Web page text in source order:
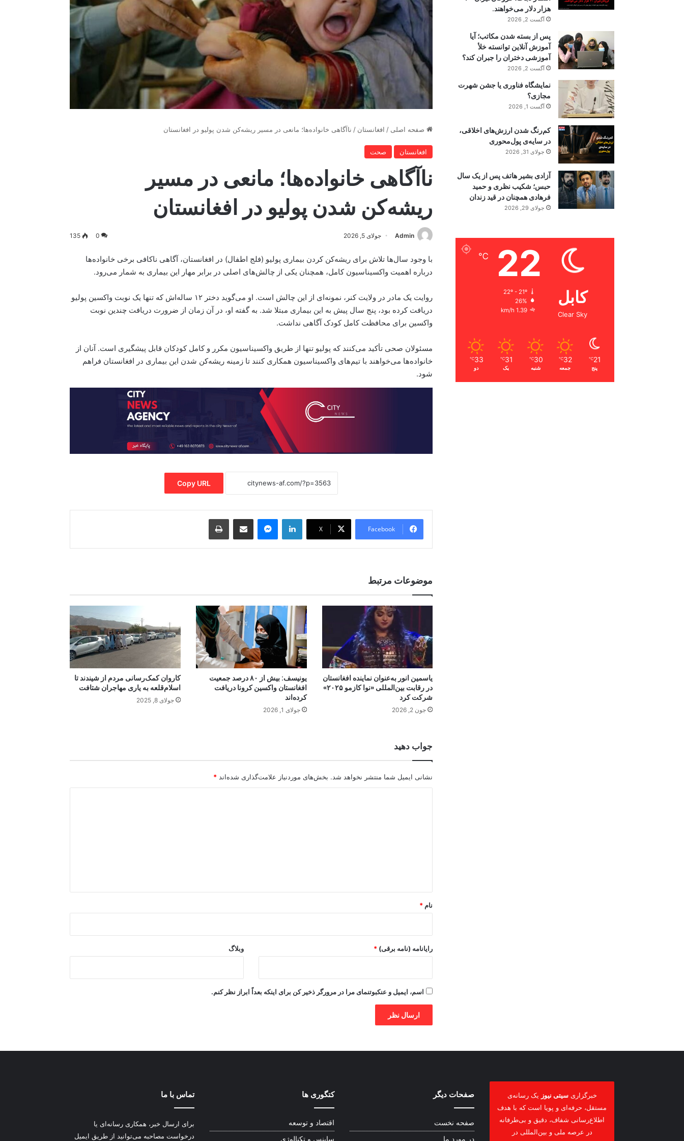
صفحه اصلی / افغانستان / ناآگاهی خانواده‌ها؛ مانعی در مسیر ریشه‌کن شدن پولیو در افغانستان
افغانستان صحت
ناآگاهی خانواده‌ها؛ مانعی در مسیر
ریشه‌کن شدن پولیو در افغانستان
Admin جولای 5, 2026 0
135
با وجود سال‌ها تلاش برای ریشه‌کن کردن بیماری پولیو (فلج اطفال) در افغانستان، آگاهی ناکافی برخی خانواده‌ها
درباره اهمیت واکسیناسیون کامل، همچنان یکی از چالش‌های اصلی در برابر مهار این بیماری به شمار می‌رود.
روایت یک مادر در ولایت کنر، نمونه‌ای از این چالش است. او می‌گوید دختر ۱۲ ساله‌اش که تنها یک نوبت واکسین پولیو
دریافت کرده بود، پنج سال پیش به این بیماری مبتلا شد. به گفته او، در آن زمان از ضرورت دریافت چندین نوبت
واکسین برای محافظت کامل کودک آگاهی نداشت.
مسئولان صحی تأکید می‌کنند که پولیو تنها از طریق واکسیناسیون مکرر و کامل کودکان قابل پیشگیری است. آنان از
خانواده‌ها می‌خواهند با تیم‌های واکسیناسیون همکاری کنند تا زمینه ریشه‌کن شدن این بیماری در افغانستان فراهم
شود.
Copy URL
Facebook
X
LinkedIn
Messenger
Share via Email
Print
موضوعات مرتبط
یاسمین انور به‌عنوان نماینده افغانستان
در رقابت بین‌المللی «نوا کازمو ۲۰۲۵»
شرکت کرد
جون 2, 2026
یونیسف: بیش از ۸۰ درصد جمعیت
افغانستان واکسین کرونا دریافت
کرده‌اند
جولای 1, 2026
کاروان کمک‌رسانی مردم از شیندند تا
اسلام‌قلعه به یاری مهاجران شتافت
جولای 8, 2025
جواب دهید
نشانی ایمیل شما منتشر نخواهد شد. بخش‌های موردنیاز علامت‌گذاری شده‌اند *
نام *
رایانامه (نامه برقی) * وبلاگ
اسم، ایمیل و عنکبوتنمای مرا در مرورگر ذخیر کن برای اینکه بعداً ابراز نظر کنم.
هزار دلار می‌خواهند.
آگست 2, 2026
پس از بسته شدن مکاتب؛ آیا
آموزش آنلاین توانسته خلأ
آموزشی دختران را جبران کند؟
آگست 2, 2026
نمایشگاه فناوری یا جشن شهرت
مجازی؟
آگست 1, 2026
کم‌رنگ شدن ارزش‌های اخلاقی،
در سایه‌ی پول‌محوری
جولای 31, 2026
آزادی بشیر هاتف پس از یک سال
حبس؛ شکیب نظری و حمید
فرهادی همچنان در قید زندان
جولای 29, 2026
کابل
Clear Sky
22
℃
22º - 21º
26%
1.39 km/h
21
℃
پنج
32
℃
جمعه
30
℃
شنبه
31
℃
یک
33
℃
دو
خبرگزاریسیتی نیوز یک رسانه‌ی
مستقل، حرفه‌ای و پویا است که با هدف
اطلاع‌رسانی شفاف، دقیق و بی‌طرفانه
در عرصه ملی و بین‌المللی در
صفحات دیگر
صفحه نخست
در مورد ما
کتگوری ها
اقتصاد و توسعه
ساینس و تکنالوژی
تماس با ما
برای ارسال خبر، همکاری رسانه‌ای یا
درخواست مصاحبه می‌توانید از طریق ایمیل